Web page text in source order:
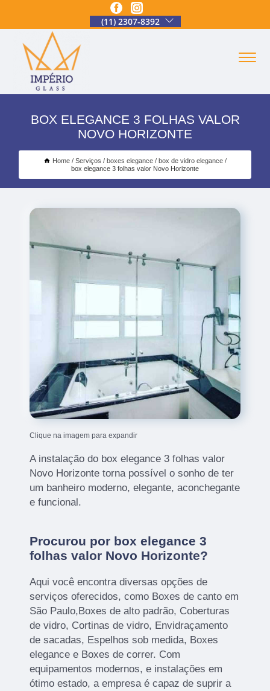
(11) 2307-8392
BOX ELEGANCE 3 FOLHAS VALOR
NOVO HORIZONTE
Home Serviços boxes elegance
box de vidro elegance
box elegance 3 folhas valor Novo Horizonte
Clique na imagem para expandir
A instalação do box elegance 3 folhas valor
Novo Horizonte torna possível o sonho de ter
um banheiro moderno, elegante, aconchegante
e funcional.
Procurou por box elegance 3
folhas valor Novo Horizonte?
Aqui você encontra diversas opções de
serviços oferecidos, como Boxes de canto em
São Paulo,Boxes de alto padrão, Coberturas
de vidro, Cortinas de vidro, Envidraçamento
de sacadas, Espelhos sob medida, Boxes
elegance e Boxes de correr. Com
equipamentos modernos, e instalações em
ótimo estado, a empresa é capaz de suprir a